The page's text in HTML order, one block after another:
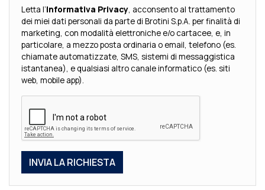
Letta l’Informativa Privacy, acconsento al trattamento
dei miei dati personali da parte di Brotini S.p.A. per finalità di
marketing, con modalità elettroniche e/o cartacee, e, in
particolare, a mezzo posta ordinaria o email, telefono (es.
chiamate automatizzate, SMS, sistemi di messaggistica
istantanea), e qualsiasi altro canale informatico (es. siti
web, mobile app).